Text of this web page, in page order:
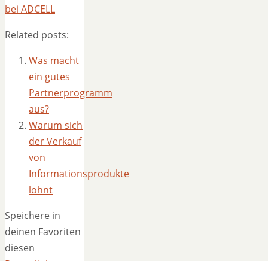
bei ADCELL
Related posts:
Was macht
ein gutes
Partnerprogramm
aus?
Warum sich
der Verkauf
von
Informationsprodukte
lohnt
Speichere in
deinen Favoriten
diesen